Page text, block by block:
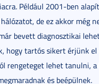
Például 2001-ben
de ez akkor még
bevett diagnosztikai
hogy tartós sikert érjünk el
rengeteget lehet tanulni,
és beépülnek.